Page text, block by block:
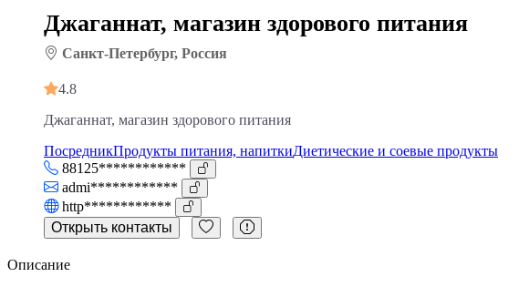
Джаганнат, магазин здорового питания
Санкт-Петербург, Россия
4.8
Джаганнат, магазин здорового питания
ПосредникПродукты питания, напиткиДиетические и соевые продукты
88125************
admi************
http************
Открыть контакты
Описание